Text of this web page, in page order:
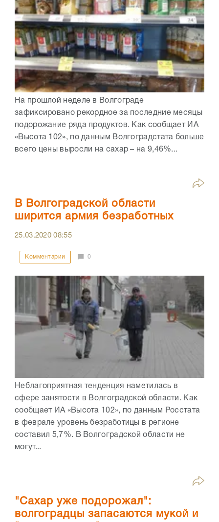
На прошлой неделе в Волгограде
зафиксировано рекордное за последние месяцы
подорожание ряда продуктов. Как сообщает ИА
«Высота 102», по данным Волгоградстата больше
всего цены выросли на сахар – на 9,46%...
В Волгоградской области
ширится армия безработных
25.03.202008:55
Комментарии 0
Неблагоприятная тенденция наметилась в
сфере занятости в Волгоградской области. Как
сообщает ИА «Высота 102», по данным Росстата
в феврале уровень безработицы в регионе
составил 5,7%. В Волгоградской области не
могут...
"Сахар уже подорожал":
волгоградцы запасаются мукой и